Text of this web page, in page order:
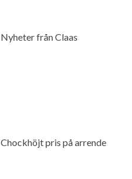
Nyheter från Claas
Chockhöjt pris på arrende